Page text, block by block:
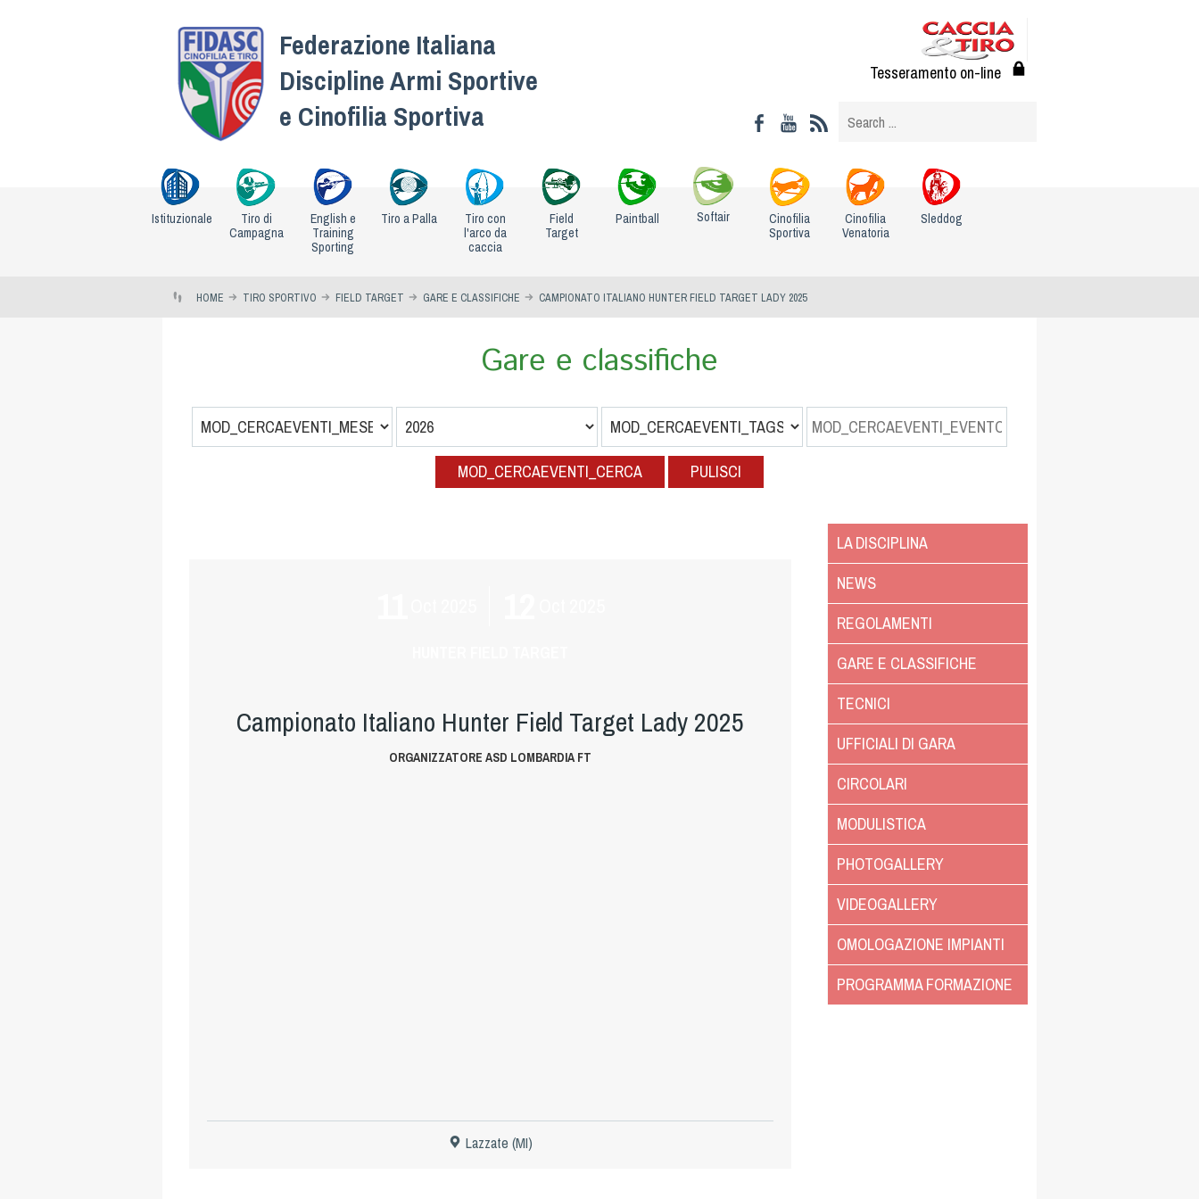
Federazione Italiana
Discipline Armi Sportive
e Cinofilia Sportiva
Tesseramento on-line
Istituzionale
Tiro di
Campagna
English e
Training
Sporting
Tiro a Palla
Tiro con
l'arco da
caccia
Field
Target
Paintball Softair
Cinofilia
Sportiva
Cinofilia
Venatoria
Sleddog
HOME TIRO SPORTIVO FIELD TARGET GARE E CLASSIFICHE CAMPIONATO ITALIANO HUNTER FIELD TARGET LADY 2025
Gare e classifiche
MOD_CERCAEVENTI_CERCA PULISCI
Campionato Italiano Hunter Field Target Lady 2025
ORGANIZZATORE ASD LOMBARDIA FT
Lazzate (MI)
LA DISCIPLINA
NEWS
REGOLAMENTI
GARE E CLASSIFICHE
TECNICI
UFFICIALI DI GARA
CIRCOLARI
MODULISTICA
PHOTOGALLERY
VIDEOGALLERY
OMOLOGAZIONE IMPIANTI
PROGRAMMA FORMAZIONE